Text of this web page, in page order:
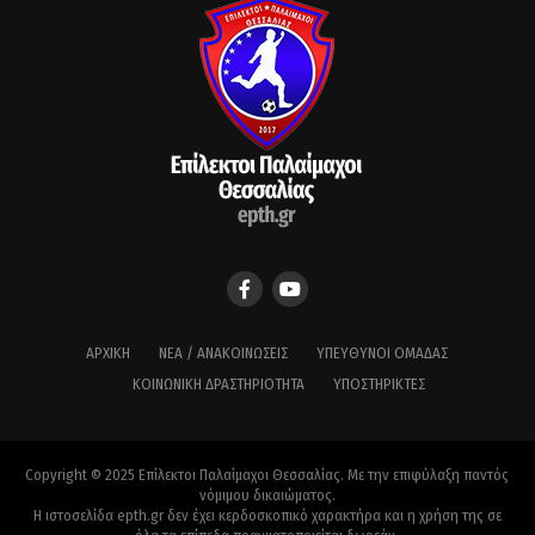
ΑΡΧΙΚΉ ΝΈΑ / ΑΝΑΚΟΙΝΏΣΕΙΣ
ΥΠΕΎΘΥΝΟΙ ΟΜΆΔΑΣ
ΚΟΙΝΩΝΙΚΉ ΔΡΑΣΤΗΡΙΌΤΗΤΑ
ΥΠΟΣΤΗΡΙΚΤΈΣ
Copyright © 2025 Επίλεκτοι Παλαίμαχοι Θεσσαλίας. Με την επιφύλαξη παντός
νόμιμου δικαιώματος.
Η ιστοσελίδα epth.gr δεν έχει κερδοσκοπικό χαρακτήρα και η χρήση της σε